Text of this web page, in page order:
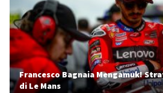
Francesco Bagnaia Mengamuk!
di Le Mans